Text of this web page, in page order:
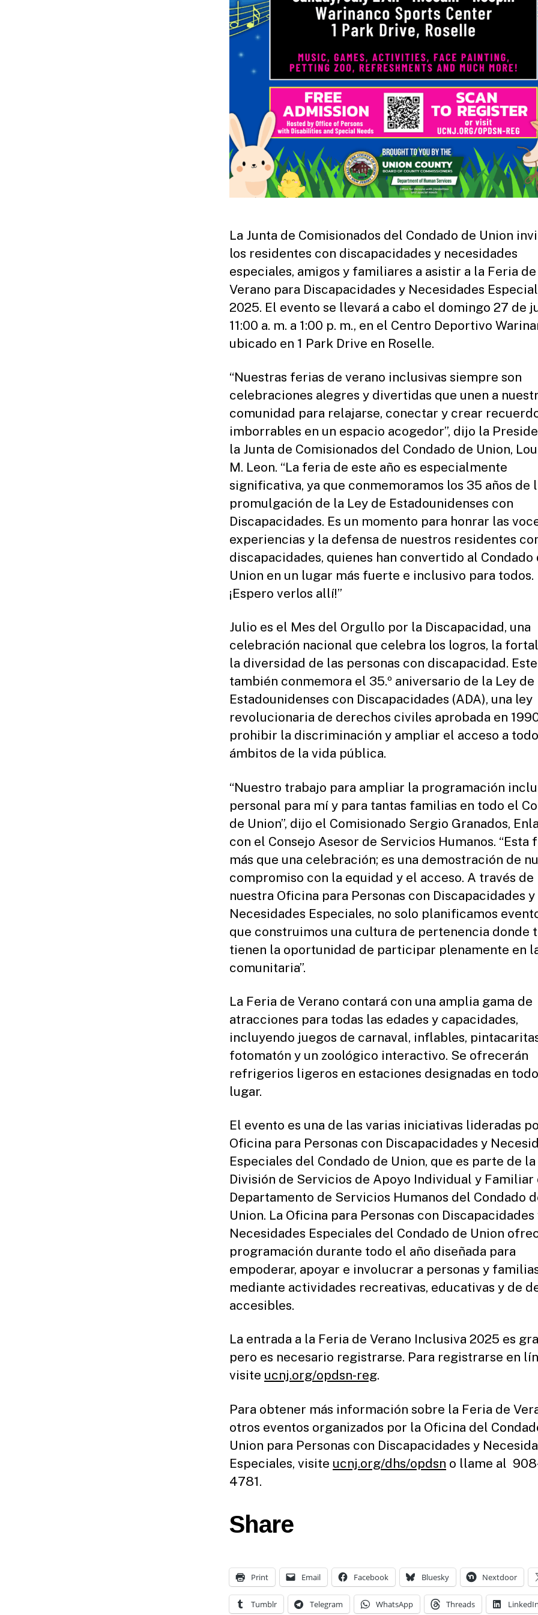
La Junta de Comisionados del Condado de Union
los residentes con discapacidades y necesidades
especiales, amigos y familiares a asistir a la Feria de
Verano para Discapacidades y Necesidades
2025. El evento se llevará a cabo el domingo 27 de
11:00 a. m. a 1:00 p. m., en el Centro Deportivo
ubicado en 1 Park Drive en Roselle.
“Nuestras ferias de verano inclusivas siempre son
celebraciones alegres y divertidas que unen a
comunidad para relajarse, conectar y crear
imborrables en un espacio acogedor”, dijo la
la Junta de Comisionados del Condado de Union,
M. Leon. “La feria de este año es especialmente
significativa, ya que conmemoramos los 35 años de
promulgación de la Ley de Estadounidenses con
Discapacidades. Es un momento para honrar las
experiencias y la defensa de nuestros residentes
discapacidades, quienes han convertido al Condado
Union en un lugar más fuerte e inclusivo para todos.
¡Espero verlos allí!”
Julio es el Mes del Orgullo por la Discapacidad, una
celebración nacional que celebra los logros, la
la diversidad de las personas con discapacidad.
también conmemora el 35.º aniversario de la Ley de
Estadounidenses con Discapacidades (ADA), una ley
revolucionaria de derechos civiles aprobada en
prohibir la discriminación y ampliar el acceso a
ámbitos de la vida pública.
“Nuestro trabajo para ampliar la programación
personal para mí y para tantas familias en todo el
de Union”, dijo el Comisionado Sergio Granados,
con el Consejo Asesor de Servicios Humanos. “Esta
más que una celebración; es una demostración de
compromiso con la equidad y el acceso. A través de
nuestra Oficina para Personas con Discapacidades y
Necesidades Especiales, no solo planificamos
que construimos una cultura de pertenencia donde
tienen la oportunidad de participar plenamente en
comunitaria”.
La Feria de Verano contará con una amplia gama de
atracciones para todas las edades y capacidades,
incluyendo juegos de carnaval, inflables,
fotomatón y un zoológico interactivo. Se ofrecerán
refrigerios ligeros en estaciones designadas en
lugar.
El evento es una de las varias iniciativas lideradas
Oficina para Personas con Discapacidades y
Especiales del Condado de Union, que es parte de la
División de Servicios de Apoyo Individual y Familiar
Departamento de Servicios Humanos del Condado
Union. La Oficina para Personas con Discapacidades
Necesidades Especiales del Condado de Union
programación durante todo el año diseñada para
empoderar, apoyar e involucrar a personas y
mediante actividades recreativas, educativas y de
accesibles.
La entrada a la Feria de Verano Inclusiva 2025 es
pero es necesario registrarse. Para registrarse en
visite ucnj.org/opdsn-reg.
Para obtener más información sobre la Feria de
otros eventos organizados por la Oficina del
Union para Personas con Discapacidades y
Especiales, visite ucnj.org/dhs/opdsn o llame al
4781.
Share
Print Email Facebook Bluesky Nextdoor
Tumblr Telegram WhatsApp Threads